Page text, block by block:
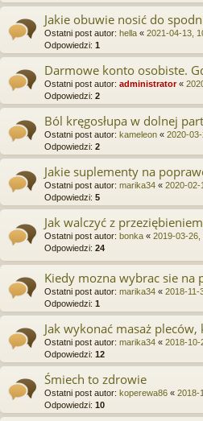
Jakie obuwie nosić do
Ostatni post autor: hella « 2021-04-13,
Odpowiedzi: 1
Darmowe konto osobiste.
Ostatni post autor: administrator«
Odpowiedzi: 2
Ból kręgosłupa w dolnej
Ostatni post autor: kameleon « 2020-
Odpowiedzi: 2
Jakie suplementy na
Ostatni post autor: marika34 « 2020-02-
Odpowiedzi: 5
Jak walczyć z
Ostatni post autor: bonka « 2019-03-26,
Odpowiedzi: 24
Kiedy mozna wybrac sie na
Ostatni post autor: marika34 « 2018-11-
Odpowiedzi: 1
Jak wykonać masaż pleców,
Ostatni post autor: marika34 « 2018-10-
Odpowiedzi: 12
Śmiech to zdrowie
Ostatni post autor: koperewa86 « 2018-
Odpowiedzi: 10